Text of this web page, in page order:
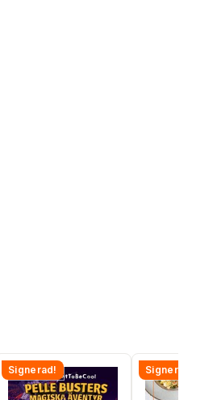
Signerad! Signerad!